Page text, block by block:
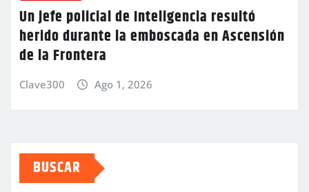
Un jefe policial de Inteligencia resultó
herido durante la emboscada en Ascensión
de la Frontera
Clave300 Ago 1, 2026
BUSCAR